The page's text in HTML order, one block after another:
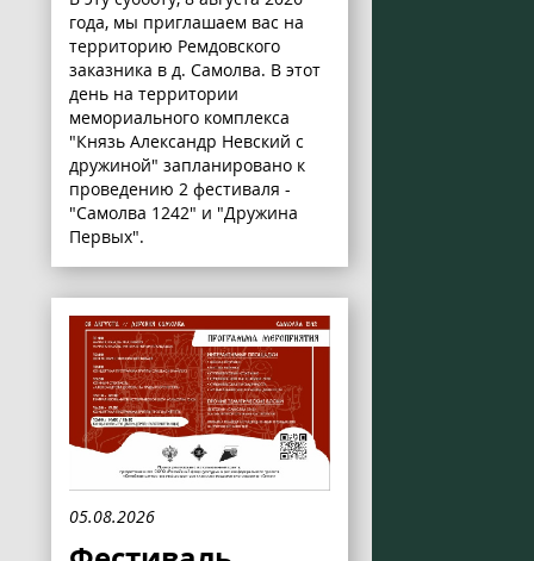
года, мы приглашаем вас на
территорию Ремдовского
заказника в д. Самолва. В этот
день на территории
мемориального комплекса
"Князь Александр Невский с
дружиной" запланировано к
проведению 2 фестиваля -
"Самолва 1242" и "Дружина
Первых".
05.08.2026